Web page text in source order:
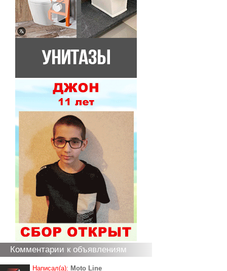
Комментарии к объявлениям
Написал(а): Moto Line